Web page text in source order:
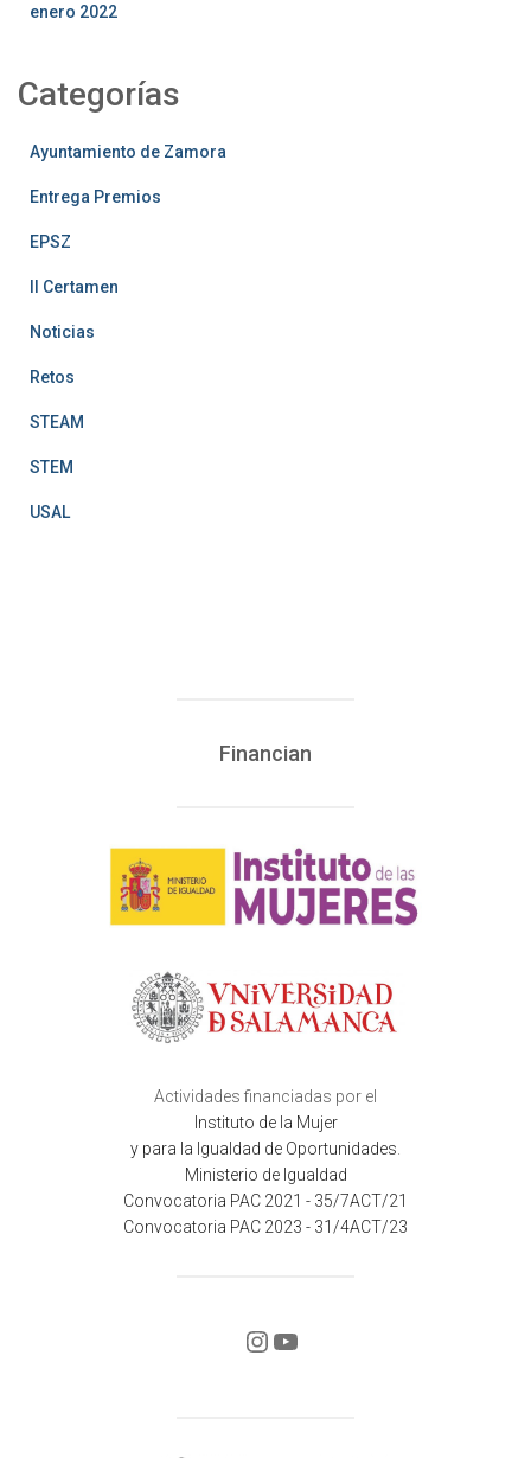
enero 2022
Categorías
Ayuntamiento de Zamora
Entrega Premios
EPSZ
II Certamen
Noticias
Retos
STEAM
STEM
USAL
Financian
Actividades financiadas por el
Instituto de la Mujer
y para la Igualdad de Oportunidades
Ministerio de Igualdad
Convocatoria PAC 2021 - 35/7ACT/21
Convocatoria PAC 2023 - 31/4ACT/23
INSTAGRAM